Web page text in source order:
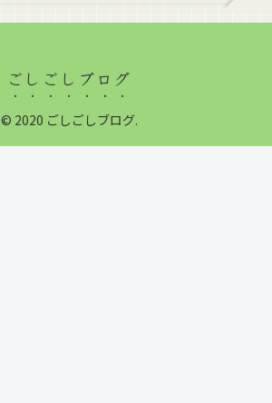
ごしごしブログ
© 2020 ごしごしブログ.